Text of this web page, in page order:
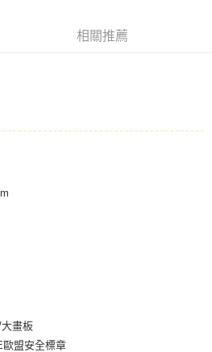
金額後，即可完成結帳。
享後付 」之結帳頁面顯示為準，若有關於
個人資料，並將交易相關給付款項請求債
定代理人或監護人之同意方可使用
意申辦者引起之損失，本公司不負相關責
，將依據個別帳號之用戶狀況，依本公司即
有額度不足之情形，本公司將視審查結果
相關推薦
畫板
歐盟安全標章